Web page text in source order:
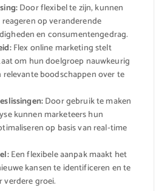
Door flexibel te zijn, kunnen
op veranderende
en consumentengedrag.
Flex online marketing stelt
om hun doelgroep nauwkeurig
boodschappen over te
Door gebruik te maken
kunnen marketeers hun
op basis van real-time
Een flexibele aanpak maakt het
kansen te identificeren en te
groei.